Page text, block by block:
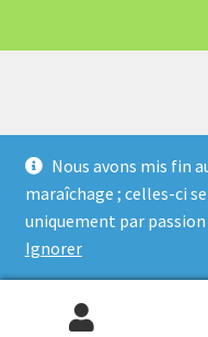
Nous avons mis fin
maraîchage ; celles-ci
uniquement par passion
Ignorer
© Atout Bout d'Champ
Politique de
Recherche
Recherche